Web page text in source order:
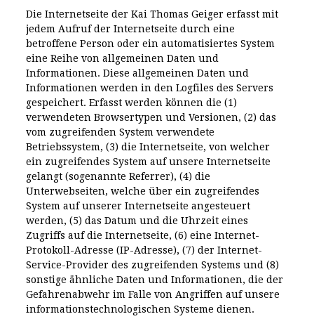
Die Internetseite der Kai Thomas Geiger erfasst mit
jedem Aufruf der Internetseite durch eine
betroffene Person oder ein automatisiertes System
eine Reihe von allgemeinen Daten und
Informationen. Diese allgemeinen Daten und
Informationen werden in den Logfiles des Servers
gespeichert. Erfasst werden können die (1)
verwendeten Browsertypen und Versionen, (2) das
vom zugreifenden System verwendete
Betriebssystem, (3) die Internetseite, von welcher
ein zugreifendes System auf unsere Internetseite
gelangt (sogenannte Referrer), (4) die
Unterwebseiten, welche über ein zugreifendes
System auf unserer Internetseite angesteuert
werden, (5) das Datum und die Uhrzeit eines
Zugriffs auf die Internetseite, (6) eine Internet-
Protokoll-Adresse (IP-Adresse), (7) der Internet-
Service-Provider des zugreifenden Systems und (8)
sonstige ähnliche Daten und Informationen, die der
Gefahrenabwehr im Falle von Angriffen auf unsere
informationstechnologischen Systeme dienen.